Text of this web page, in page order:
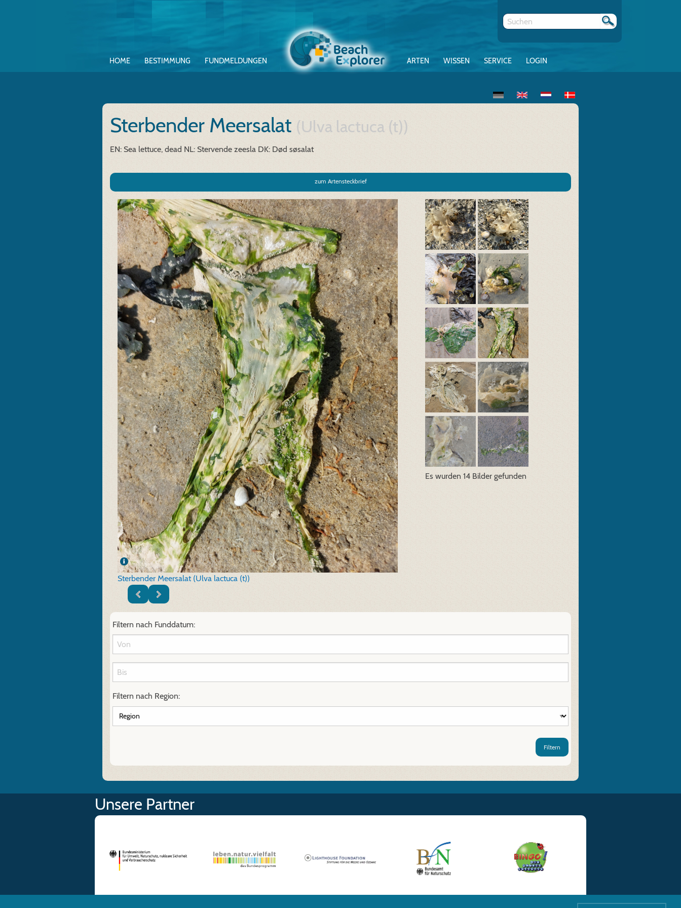
HOME BESTIMMUNG FUNDMELDUNGEN ARTEN WISSEN SERVICE LOGIN
Sterbender Meersalat (Ulva lactuca (t))
EN: Sea lettuce, dead NL: Stervende zeesla DK: Død søsalat
zum Artensteckbrief
Sterbender Meersalat (Ulva lactuca (t))
Es wurden 14 Bilder gefunden
Filtern nach Funddatum:
Filtern nach Region:
Filtern
Unsere Partner